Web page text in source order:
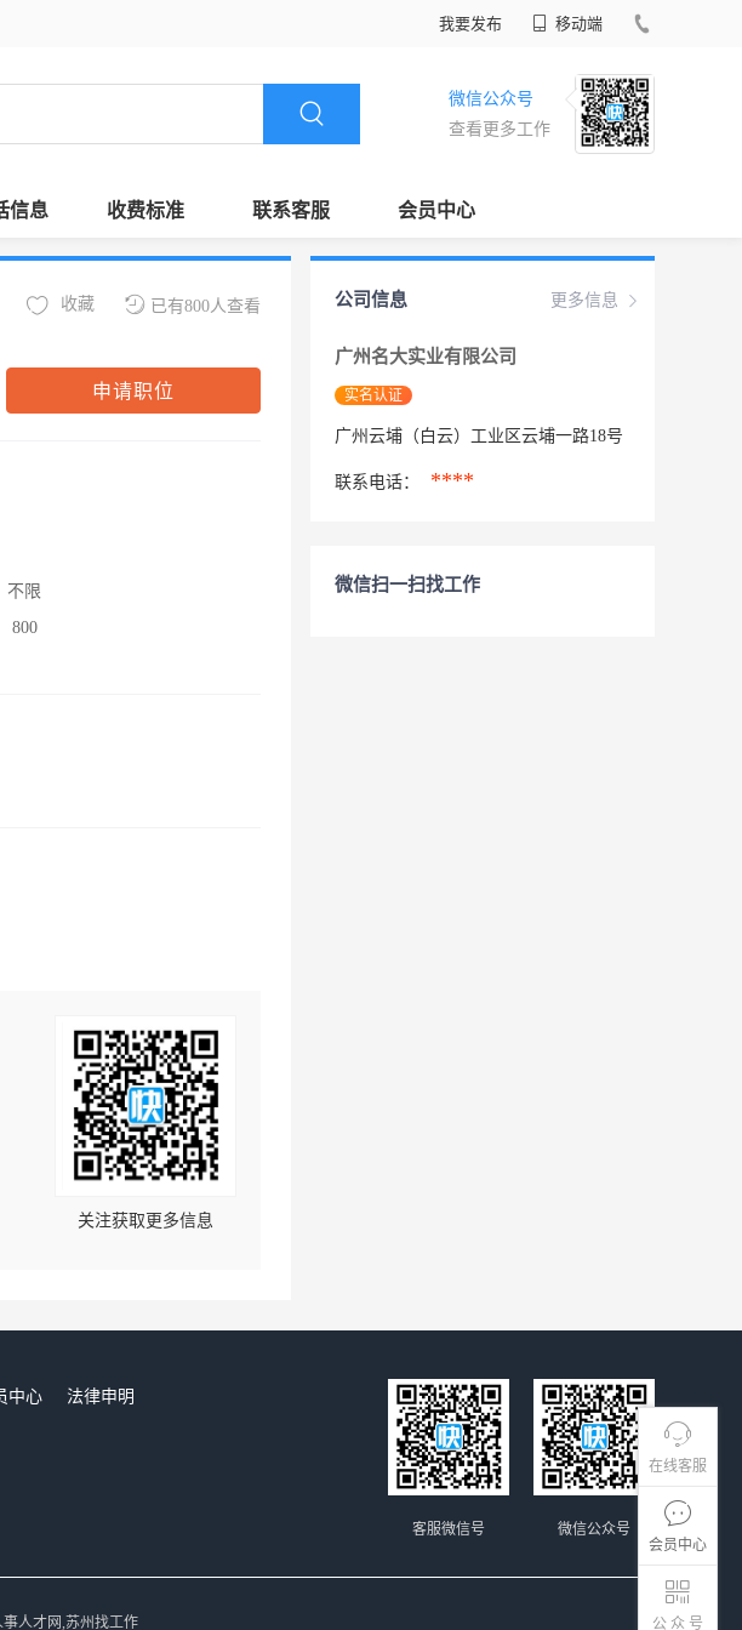
我要发布 移动端
微信公众号
查看更多工作
信息 收费标准 联系客服 会员中心
在线客服
会员中心
公 众 号
已有800人查看
收藏
申请职位
不限
800
关注获取更多信息
更多信息
公司信息
广州名大实业有限公司
实名认证
广州云埔（白云）工业区云埔一路18号
联系电话： ****
微信扫一扫找工作
中心
法律申明
微信公众号
客服微信号
人才网,苏州找工作